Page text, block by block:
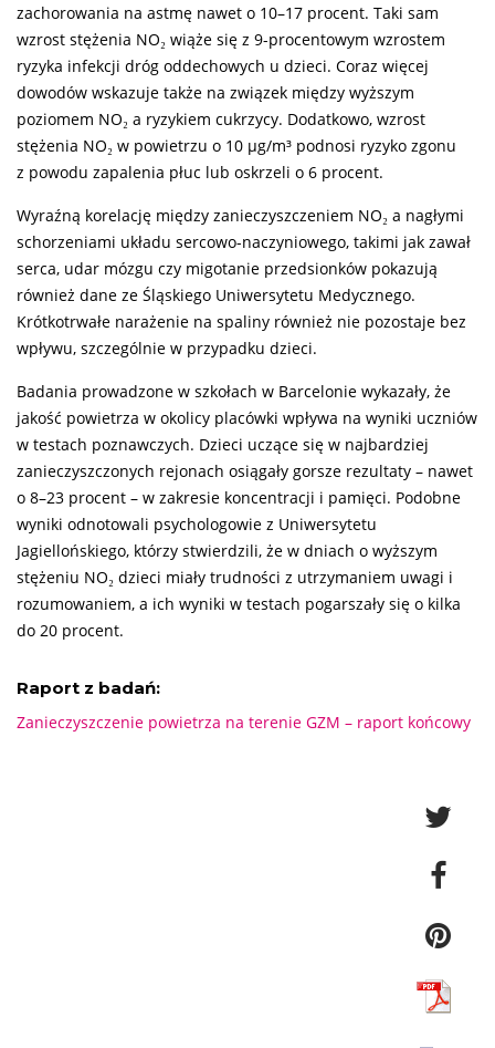
zachorowania na astmę nawet o 10–17 procent. Taki sam
wzrost stężenia NO₂ wiąże się z 9-procentowym wzrostem
ryzyka infekcji dróg oddechowych u dzieci. Coraz więcej
dowodów wskazuje także na związek między wyższym
poziomem NO₂ a ryzykiem cukrzycy. Dodatkowo, wzrost
stężenia NO₂ w powietrzu o 10 µg/m³ podnosi ryzyko zgonu
z powodu zapalenia płuc lub oskrzeli o 6 procent.
Wyraźną korelację między zanieczyszczeniem NO₂ a nagłymi
schorzeniami układu sercowo-naczyniowego, takimi jak zawał
serca, udar mózgu czy migotanie przedsionków pokazują
również dane ze Śląskiego Uniwersytetu Medycznego.
Krótkotrwałe narażenie na spaliny również nie pozostaje bez
wpływu, szczególnie w przypadku dzieci.
Badania prowadzone w szkołach w Barcelonie wykazały, że
jakość powietrza w okolicy placówki wpływa na wyniki uczniów
w testach poznawczych. Dzieci uczące się w najbardziej
zanieczyszczonych rejonach osiągały gorsze rezultaty – nawet
o 8–23 procent – w zakresie koncentracji i pamięci. Podobne
wyniki odnotowali psychologowie z Uniwersytetu
Jagiellońskiego, którzy stwierdzili, że w dniach o wyższym
stężeniu NO₂ dzieci miały trudności z utrzymaniem uwagi i
rozumowaniem, a ich wyniki w testach pogarszały się o kilka
do 20 procent.
Raport z badań:
Zanieczyszczenie powietrza na terenie GZM – raport końcowy